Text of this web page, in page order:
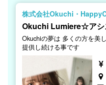
株式会社Okuchi・
Okuchi Lumiere☆アシ
Okuchiの夢は 多くの方を美
提供し続ける事です